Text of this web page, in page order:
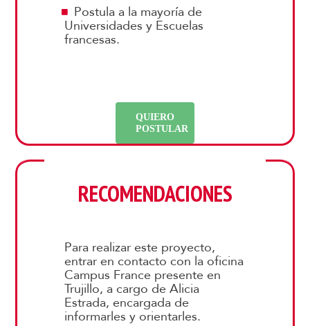
Postula a la mayoría de
Universidades y Escuelas
francesas.
QUIERO
POSTULAR
RECOMENDACIONES
Para realizar este proyecto,
entrar en contacto con la oficina
Campus France presente en
Trujillo, a cargo de Alicia
Estrada, encargada de
informarles y orientarles.